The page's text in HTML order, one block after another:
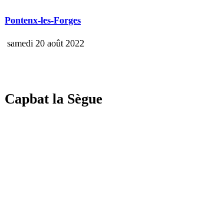
Pontenx-les-Forges
samedi 20 août 2022
Capbat la Sègue